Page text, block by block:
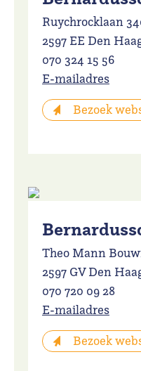
Ruychrocklaan
2597 EE Den
070 324 15 56
E-mailadres
Bezoek
Theo Mann
2597 GV Den
070 720 09 28
E-mailadres
Bezoek